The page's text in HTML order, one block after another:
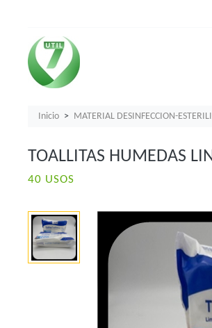
Inicio MATERIAL DESINFECCION-
TOALLITAS HUMEDAS
40 USOS